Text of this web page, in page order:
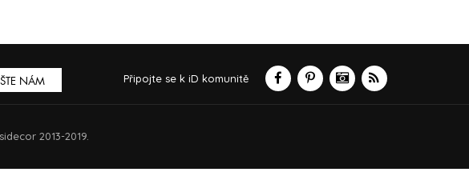
NÁM Připojte se k iD komunitě
2013-2019.